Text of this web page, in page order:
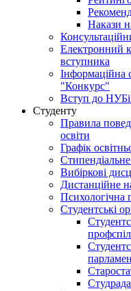
Накази
Електронний
вступника
Інформаційна
"Конкурс"
Вступ до
Студенту
Правила
освіти
Графік
Вибіркові
Дистанційне
Психологічна
Студентські